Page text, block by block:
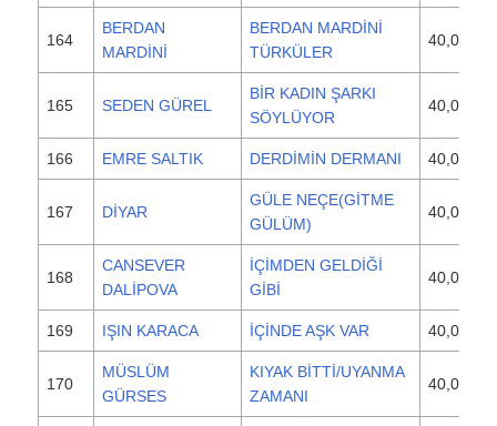
164
BERDAN
MARDİNİ
BERDAN MARDİNİ
TÜRKÜLER
40,000
165 SEDEN GÜREL
BİR KADIN ŞARKI
SÖYLÜYOR
40,000
166 EMRE SALTIK DERDİMİN DERMANI 40,000
167 DİYAR
GÜLE NEÇE(GİTME
GÜLÜM)
40,000
168
CANSEVER
DALİPOVA
İÇİMDEN GELDİĞİ
GİBİ
40,000
169 IŞIN KARACA İÇİNDE AŞK VAR 40,000
170
MÜSLÜM
GÜRSES
KIYAK BİTTİ/UYANMA
ZAMANI
40,000